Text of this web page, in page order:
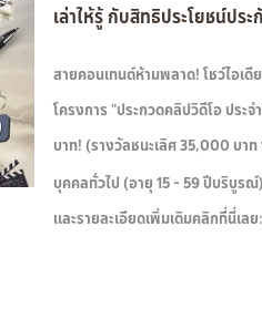
เล่าให้รู้ กับสิทธิประโยชน์ป
สายคอนเทนต์ห้ามพลาด! โชว์ไอเ
โครงการ "ประกวดคลิปวิดีโอ ประ
บาท! (รางวัลชนะเลิศ 35,000 บาท
บุคคลทั่วไป (อายุ 15 - 59 ปีบริบูร
และรายละเอียดเพิ่มเติมคลิกที่นี่เ